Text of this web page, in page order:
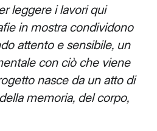
leggere i lavori qui
in mostra condividono
attento e sensibile, un
con ciò che viene
nasce da un atto di
memoria, del corpo,